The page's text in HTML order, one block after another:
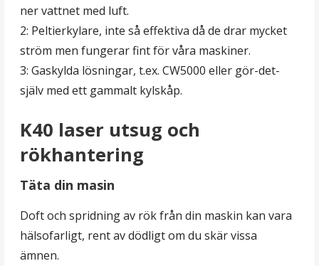
ner vattnet med luft.
2: Peltierkylare, inte så effektiva då de drar mycket
ström men fungerar fint för våra maskiner.
3: Gaskylda lösningar, t.ex. CW5000 eller gör-det-
själv med ett gammalt kylskåp.
K40 laser utsug och
rökhantering
Täta din masin
Doft och spridning av rök från din maskin kan vara
hälsofarligt, rent av dödligt om du skär vissa
ämnen.